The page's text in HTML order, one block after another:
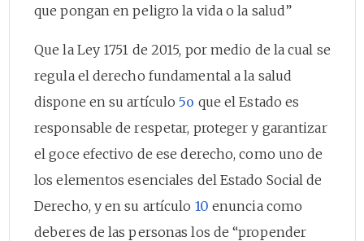
que pongan en peligro la vida o la salud”
Que la Ley 1751 de 2015, por medio de la cual se
regula el derecho fundamental a la salud
dispone en su artículo5o que el Estado es
responsable de respetar, proteger y garantizar
el goce efectivo de ese derecho, como uno de
los elementos esenciales del Estado Social de
Derecho, y en su artículo 10 enuncia como
deberes de las personas los de “propender